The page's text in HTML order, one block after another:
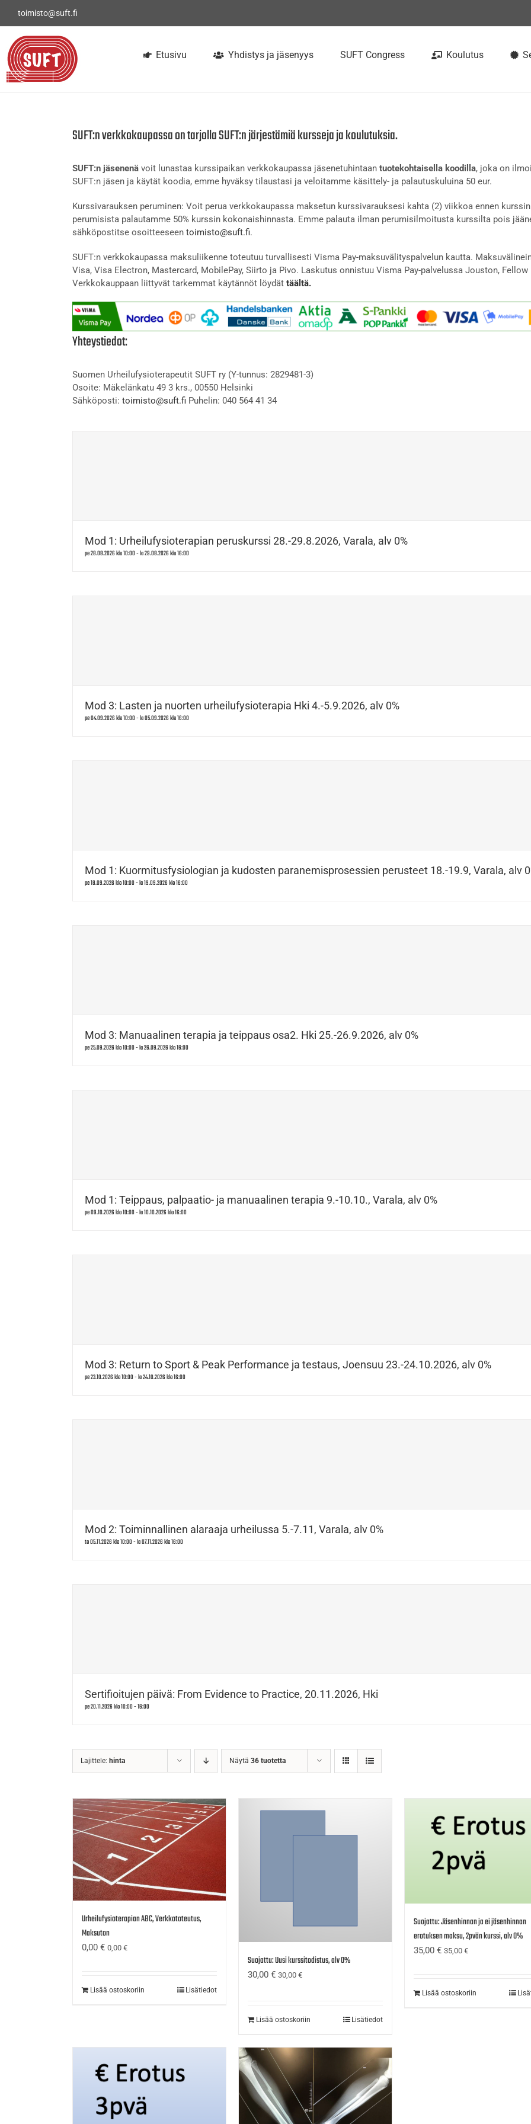
toimisto@suft.fi
Etusivu Yhdistys ja jäsenyys SUFT Congress Koulutus
SUFT:n verkkokaupassa on tarjolla SUFT:n järjestämiä kursseja ja koulutuksia.
SUFT:n jäsenenä voit lunastaa kurssipaikan verkkokaupassa jäsenetuhintaan tuotekohtaisella koodilla, joka on
SUFT:n jäsen ja käytät koodia, emme hyväksy tilaustasi ja veloitamme käsittely- ja palautuskuluina 50 eur.
Kurssivarauksen peruminen: Voit perua verkkokaupassa maksetun kurssivarauksesi kahta (2) viikkoa ennen
perumisista palautamme 50% kurssin kokonaishinnasta. Emme palauta ilman perumisilmoitusta kurssilta pois
sähköpostitse osoitteeseen toimisto@suft.fi.
SUFT:n verkkokaupassa maksuliikenne toteutuu turvallisesti Visma Pay-maksuvälityspalvelun kautta.
Visa, Visa Electron, Mastercard, MobilePay, Siirto ja Pivo. Laskutus onnistuu Visma Pay-palvelussa Jouston,
Verkkokauppaan liittyvät tarkemmat käytännöt löydät täältä.
Yhteystiedot:
Suomen Urheilufysioterapeutit SUFT ry (Y-tunnus: 2829481-3)
Osoite: Mäkelänkatu 49 3 krs., 00550 Helsinki
Sähköposti: toimisto@suft.fi Puhelin: 040 564 41 34
Mod 1: Urheilufysioterapian peruskurssi 28.-29.8.2026, Varala, alv 0%
pe 28.08.2026 klo 10:00-la 29.08.2026 klo 16:00
Mod 3: Lasten ja nuorten urheilufysioterapia Hki 4.-5.9.2026, alv 0%
pe 04.09.2026 klo 10:00-la 05.09.2026 klo 16:00
Mod 1: Kuormitusfysiologian ja kudosten paranemisprosessien perusteet 18.-19.9, Varala, alv
pe 18.09.2026 klo 10:00-la 19.09.2026 klo 16:00
Mod 3: Manuaalinen terapia ja teippaus osa2. Hki 25.-26.9.2026, alv 0%
pe 25.09.2026 klo 10:00-la 26.09.2026 klo 16:00
Mod 1: Teippaus, palpaatio- ja manuaalinen terapia 9.-10.10., Varala, alv 0%
pe 09.10.2026 klo 10:00-la 10.10.2026 klo 16:00
Mod 3: Return to Sport & Peak Performance ja testaus, Joensuu 23.-24.10.2026, alv 0%
pe 23.10.2026 klo 10:00-la 24.10.2026 klo 16:00
Mod 2: Toiminnallinen alaraaja urheilussa 5.-7.11, Varala, alv 0%
to 05.11.2026 klo 10:00-la 07.11.2026 klo 16:00
Sertifioitujen päivä: From Evidence to Practice, 20.11.2026, Hki
pe 20.11.2026 klo 10:00-16:00
Lajittele: hinta Näytä 36 tuotetta
Urheilufysioterapian ABC, Verkkototeutus,
Maksuton
0,00 € 0,00 €
Lisää ostoskoriin Lisätiedot
Suojattu: Uusi kurssitodistus, alv 0%
30,00 € 30,00 €
Lisää ostoskoriin Lisätiedot
Suojattu: Jäsenhinnan ja ei jäsenhinnan
erotuksen maksu, 2pvän kurssi, alv 0%
35,00 € 35,00 €
Lisää ostoskoriin